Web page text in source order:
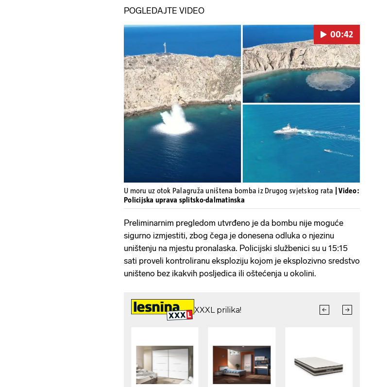
POGLEDAJTE VIDEO
Pokretanje videa...
00:42
U moru uz otok Palagruža uništena bomba iz Drugog svjetskog rata
| Video:
Policijska uprava splitsko-dalmatinska
Preliminarnim pregledom utvrđeno je da bombu nije moguće
sigurno izmjestiti, zbog čega je donesena odluka o njezinu
uništenju na mjestu pronalaska. Policijski službenici su u 15:15
sati proveli kontroliranu eksploziju kojom je eksplozivno sredstvo
uništeno bez ikakvih posljedica ili oštećenja u okolini.